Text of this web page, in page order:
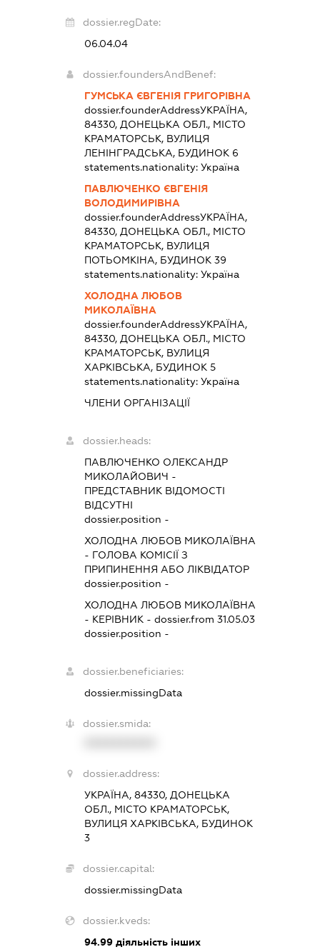
dossier.regDate:
06.04.04
dossier.foundersAndBenef:
ГУМСЬКА ЄВГЕНІЯ ГРИГОРІВНА
dossier.founderAddressУКРАЇНА,
84330, ДОНЕЦЬКА ОБЛ., МІСТО
КРАМАТОРСЬК, ВУЛИЦЯ
ЛЕНІНГРАДСЬКА, БУДИНОК 6
statements.nationality: Україна
ПАВЛЮЧЕНКО ЄВГЕНІЯ
ВОЛОДИМИРІВНА
dossier.founderAddressУКРАЇНА,
84330, ДОНЕЦЬКА ОБЛ., МІСТО
КРАМАТОРСЬК, ВУЛИЦЯ
ПОТЬОМКІНА, БУДИНОК 39
statements.nationality: Україна
ХОЛОДНА ЛЮБОВ
МИКОЛАЇВНА
dossier.founderAddressУКРАЇНА,
84330, ДОНЕЦЬКА ОБЛ., МІСТО
КРАМАТОРСЬК, ВУЛИЦЯ
ХАРКІВСЬКА, БУДИНОК 5
statements.nationality: Україна
ЧЛЕНИ ОРГАНІЗАЦІЇ
dossier.heads:
ПАВЛЮЧЕНКО ОЛЕКСАНДР
МИКОЛАЙОВИЧ -
ПРЕДСТАВНИКВІДОМОСТІ
ВІДСУТНІ
dossier.position -
ХОЛОДНА ЛЮБОВ МИКОЛАЇВНА
- ГОЛОВА КОМІСІЇ З
ПРИПИНЕННЯ АБО ЛІКВІДАТОР
dossier.position -
ХОЛОДНА ЛЮБОВ МИКОЛАЇВНА
- КЕРІВНИК- dossier.from 31.05.03
dossier.position -
dossier.beneficiaries:
dossier.missingData
dossier.smida:
dossier.address:
УКРАЇНА, 84330, ДОНЕЦЬКА
ОБЛ., МІСТО КРАМАТОРСЬК,
ВУЛИЦЯ ХАРКІВСЬКА, БУДИНОК
3
dossier.capital:
dossier.missingData
dossier.kveds:
94.99діяльність інших